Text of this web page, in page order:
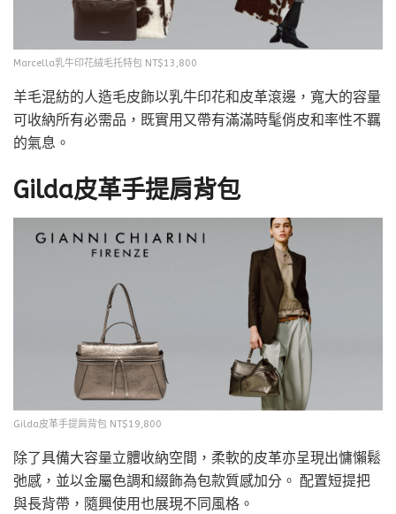
Marcella乳牛印花絨毛托特包 NT$13,800
羊毛混紡的人造毛皮飾以乳牛印花和皮革滾邊，寬大的容量
可收納所有必需品，既實用又帶有滿滿時髦俏皮和率性不羈
的氣息。
Gilda皮革手提肩背包
Gilda皮革手提肩背包 NT$19,800
除了具備大容量立體收納空間，柔軟的皮革亦呈現出慵懶鬆
弛感，並以金屬色調和綴飾為包款質感加分。 配置短提把
與長背帶，隨興使用也展現不同風格。